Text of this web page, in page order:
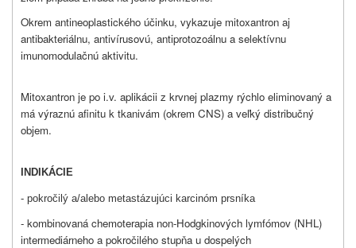
Okrem antineoplastického účinku, vykazuje mitoxantron aj
antibakteriálnu, antivírusovú, antiprotozoálnu a selektívnu
imunomodulačnú aktivitu.
Mitoxantron je po i.v. aplikácii z krvnej plazmy rýchlo eliminovaný a
má výraznú afinitu k tkanivám (okrem CNS) a veľký distribučný
objem.
INDIKÁCIE
- pokročilý a/alebo metastázujúci karcinóm prsníka
- kombinovaná chemoterapia non-Hodgkinových lymfómov (NHL)
intermediárneho a pokročilého stupňa u dospelých